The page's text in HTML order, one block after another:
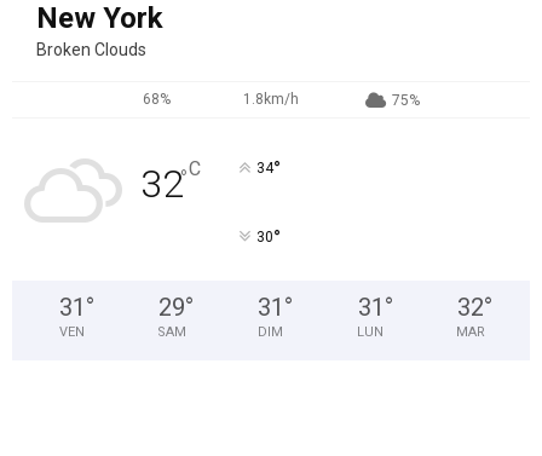
New York
Broken Clouds
68% 1.8km/h 75%
32°C 34°
30°
31 °
VEN
29°
SAM
31 °
DIM
31 °
LUN
32°
MAR